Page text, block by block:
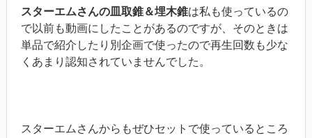
スターエムさんの皿取錐＆埋木錐は私も使っているの
で以前も動画にしたことがあるのですが、そのときは
単品で紹介したり別企画で使ったので再生回数も少な
くあまり認知されていませんでした。
スターエムさんからもぜひセットで使っているところ